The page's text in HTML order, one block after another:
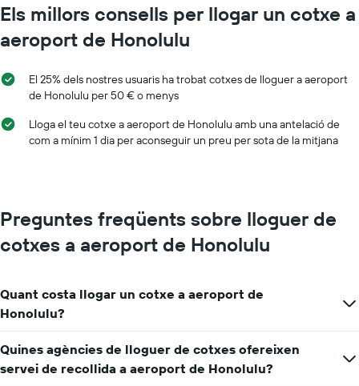
Els millors consells per llogar un cotxe a
aeroport de Honolulu
El 25% dels nostres usuaris ha trobat cotxes de lloguer a aeroport
de Honolulu per 50 € o menys
Lloga el teu cotxe a aeroport de Honolulu amb una antelació de
com a mínim 1 dia per aconseguir un preu per sota de la mitjana
Preguntes freqüents sobre lloguer de
cotxes a aeroport de Honolulu
Quant costa llogar un cotxe a aeroport de
Honolulu?
Quines agències de lloguer de cotxes ofereixen
servei de recollida a aeroport de Honolulu?